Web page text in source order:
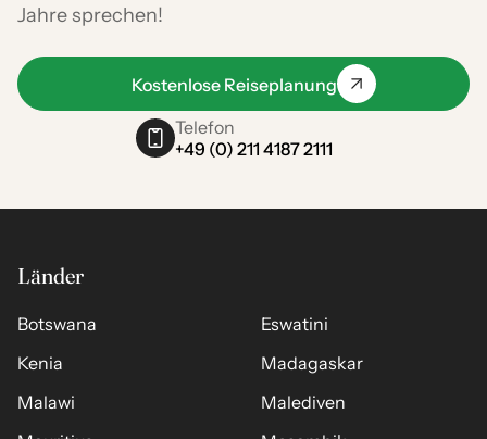
Jahre sprechen!
Kostenlose Reiseplanung
Telefon
+49 (0) 211 4187 2111
Länder
Botswana
Eswatini
Kenia
Madagaskar
Malawi
Malediven